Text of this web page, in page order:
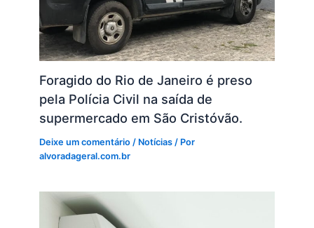
Foragido do Rio de Janeiro é preso
pela Polícia Civil na saída de
supermercado em São Cristóvão.
Deixe um comentário / Notícias / Por
alvoradageral.com.br